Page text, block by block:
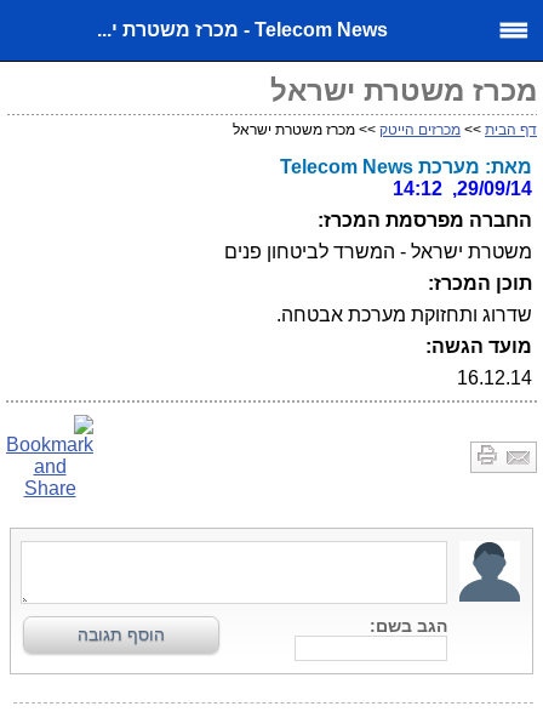
Telecom News - מכרז משטרת י...
מכרז משטרת ישראל
דף הבית >> מכרזים הייטק >> מכרז משטרת ישראל
מאת: מערכת Telecom News
29/09/14, 14:12
החברה מפרסמת המכרז:
משטרת ישראל - המשרד לביטחון פנים
תוכן המכרז:
שדרוג ותחזוקת מערכת אבטחה.
מועד הגשה:
16.12.14